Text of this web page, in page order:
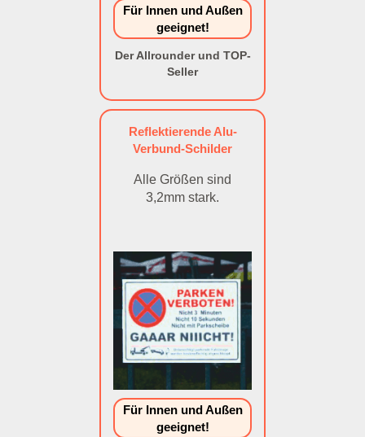
Für Innen und Außen
geeignet!
Der Allrounder und TOP-
Seller
Reflektierende Alu-
Verbund-Schilder
Alle Größen sind
3,2mm stark.
Für Innen und Außen
geeignet!